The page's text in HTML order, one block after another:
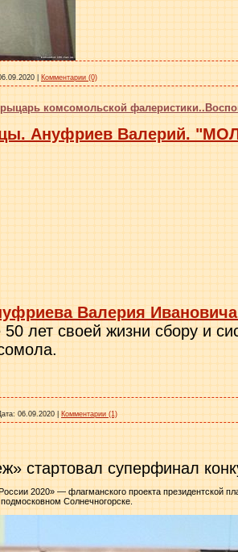
Комментарии (0)
комсомольской
Ануфриев Валерий.
Валерия Ивановича
лет своей жизни сбору и
06.09.2020 Комментарии (1)
стартовал суперфинал
2020» — флагманского проекта президентской
Солнечногорске.